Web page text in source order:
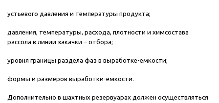
устьевого давления и температуры продукта;
давления, температуры, расхода, плотности и химсостава
рассола в линии закачки – отбора;
уровня границы раздела фаз в выработке-емкости;
формы и размеров выработки-емкости.
Дополнительно в шахтных резервуарах должен осуществляться